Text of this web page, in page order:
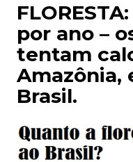
por ano –
tentam
Amazônia,
Brasil.